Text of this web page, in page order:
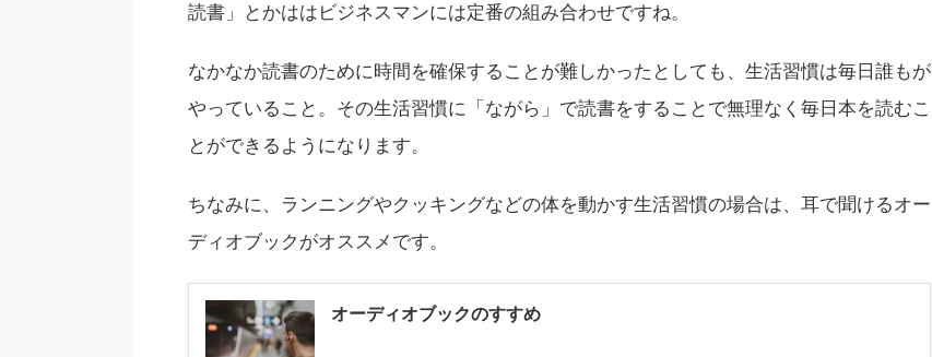
読書」とかははビジネスマンには定番の組み合わせですね。
なかなか読書のために時間を確保することが難しかったとしても、生活習慣は毎日誰もが
やっていること。その生活習慣に「ながら」で読書をすることで無理なく毎日本を読むこ
とができるようになります。
ちなみに、ランニングやクッキングなどの体を動かす生活習慣の場合は、耳で聞けるオー
ディオブックがオススメです。
オーディオブックのすすめ